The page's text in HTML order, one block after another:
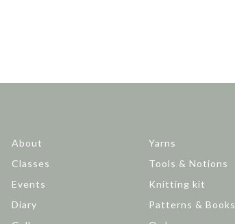
About
Classes
Events
Diary
Yarns
Tools & Notions
Knitting kit
Patterns & Books